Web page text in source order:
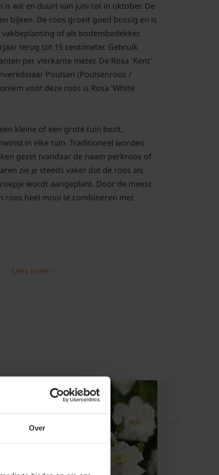
Over
is wit en duurt van juni tot in oktober. De
bijeen. De roos groeit goed bossig en is
of als bodembedekker.
terug tot 15 centimeter. Gebruik
per vierkante meter. De Rosa 'Kent'
Poulsen (Poulsenroos /
voor deze roos is Rosa 'White
kleine of een grote tuin bezit,
in elke tuin. Traditioneel worden
gezet (vandaar de naam perkroos of
zie je steeds vaker dat de roos als
wordt aangeplant. Door de meest
roos heel mooi te combineren met
moeilijk maar is het zeker niet.
genieten van mooie gezonde planten
prachtige bloemen geven. Om u
Lees meer